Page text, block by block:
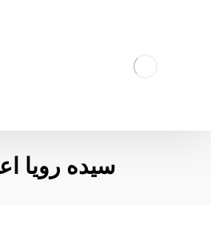
سیده رویا